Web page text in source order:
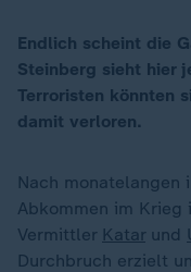
Endlich scheint die
Steinberg sieht hier
Terroristen könnten
damit verloren.
Nach monatelangen
Abkommen im Krieg
Vermittler Katar und
Durchbruch erzielt